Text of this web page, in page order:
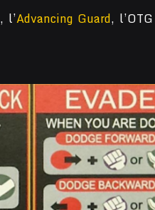
, l’Advancing Guard,